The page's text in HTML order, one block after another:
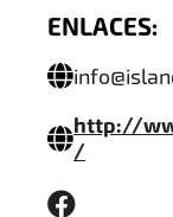
ENLACES:
http://
/